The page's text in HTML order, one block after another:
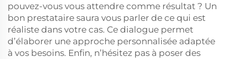
pouvez-vous vous attendre comme résultat ? Un
bon prestataire saura vous parler de ce qui est
réaliste dans votre cas. Ce dialogue permet
d’élaborer une approche personnalisée adaptée
à vos besoins. Enfin, n’hésitez pas à poser des